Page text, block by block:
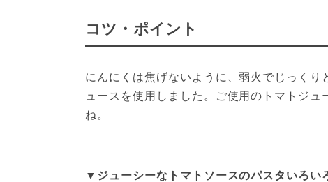
コツ・ポイント
にんにくは焦げないように、弱火でじっく
ュースを使用しました。ご使用のトマトジ
ね。
▼ジューシーなトマトソースのパスタいろい